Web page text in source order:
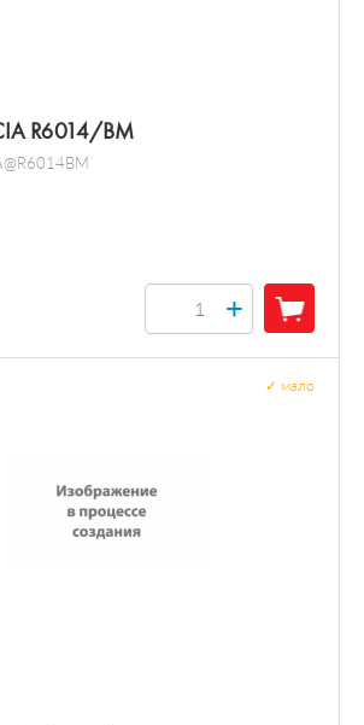
R6014/BM
+
мало